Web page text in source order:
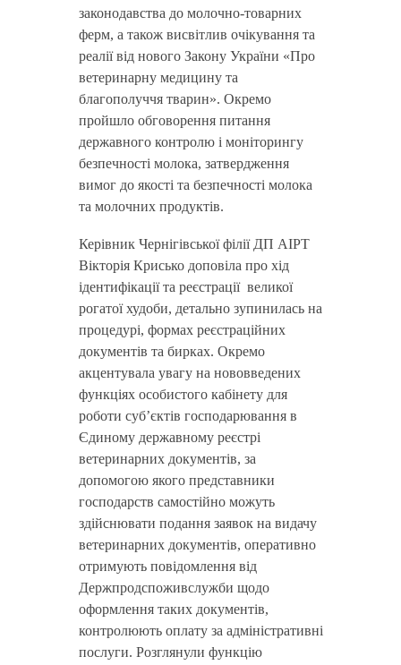
законодавства до молочно-товарних
ферм, а також висвітлив очікування та
реалії від нового Закону України «Про
ветеринарну медицину та
благополуччя тварин». Окремо
пройшло обговорення питання
державного контролю і моніторингу
безпечності молока, затвердження
вимог до якості та безпечності молока
та молочних продуктів.
Керівник Чернігівської філії ДП АІРТ
Вікторія Крисько доповіла про хід
ідентифікації та реєстрації великої
рогатої худоби, детально зупинилась на
процедурі, формах реєстраційних
документів та бирках. Окремо
акцентувала увагу на нововведених
функціях особистого кабінету для
роботи суб’єктів господарювання в
Єдиному державному реєстрі
ветеринарних документів, за
допомогою якого представники
господарств самостійно можуть
здійснювати подання заявок на видачу
ветеринарних документів, оперативно
отримують повідомлення від
Держпродспоживслужби щодо
оформлення таких документів,
контролюють оплату за адміністративні
послуги. Розглянули функцію